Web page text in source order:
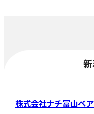
株式会社ナチ富山ベ